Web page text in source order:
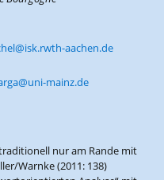
aachen.de
mainz.de
nur am Rande mit
Warnke (2011: 138)